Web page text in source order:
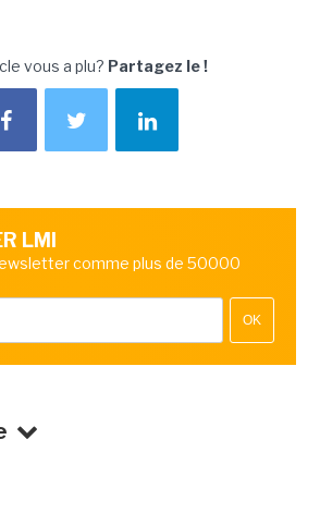
vous a plu? Partagez le !
LMI
comme plus de 50000
OK